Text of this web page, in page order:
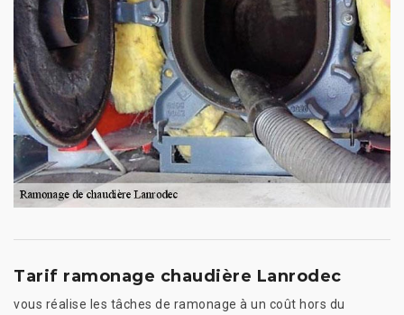
Tarif ramonage chaudière Lanrodec
vous réalise les tâches de ramonage à un coût hors du